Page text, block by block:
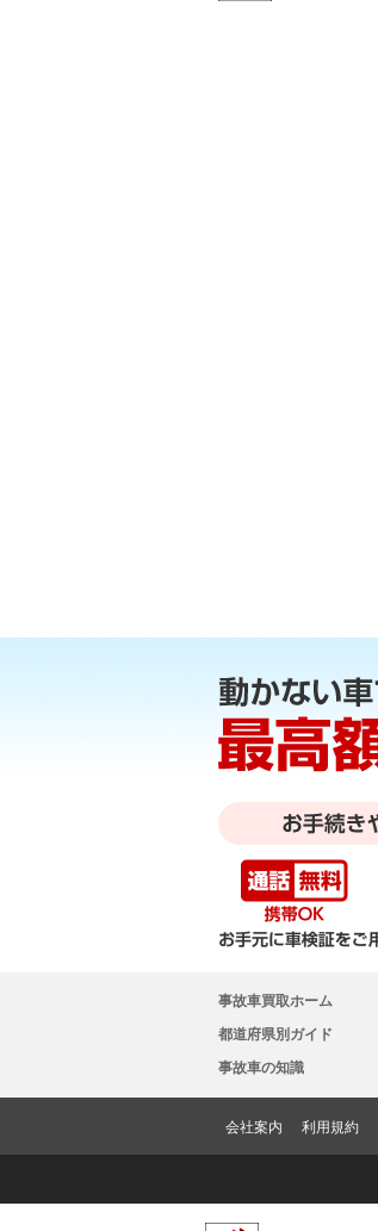
事故車買取ホーム
都道府県別ガイド
事故車の知識
会社案内 利用規約